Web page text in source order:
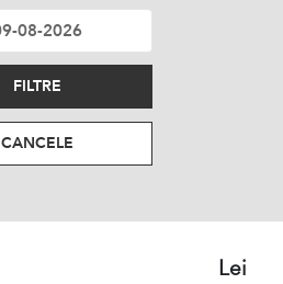
FILTRE
CANCELE
Lei